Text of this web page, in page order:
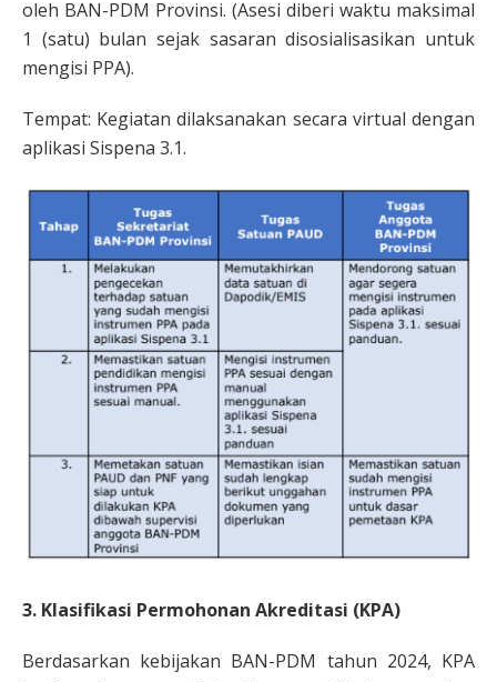
oleh BAN-PDM Provinsi. (Asesi diberi waktu maksimal
1 (satu) bulan sejak sasaran disosialisasikan untuk
mengisi PPA).
Tempat: Kegiatan dilaksanakan secara virtual dengan
aplikasi Sispena 3.1.
3. Klasifikasi Permohonan Akreditasi (KPA)
Berdasarkan kebijakan BAN-PDM tahun 2024, KPA